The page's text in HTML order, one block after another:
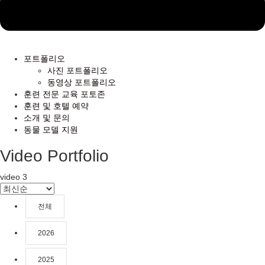
포트폴리오
사진 포트폴리오
동영상 포트폴리오
훈련 전문 교육 포토존
훈련 및 호텔 예약
소개 및 문의
동물 모델 지원
Video Portfolio
video 3
전체
2026
2025